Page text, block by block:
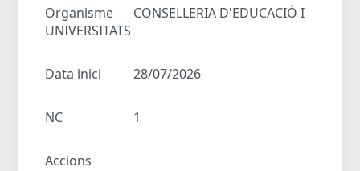
Organisme
CONSELLERIA D'EDUCACIÓ I
UNIVERSITATS
Data inici 28/07/2026
NC 1
Accions